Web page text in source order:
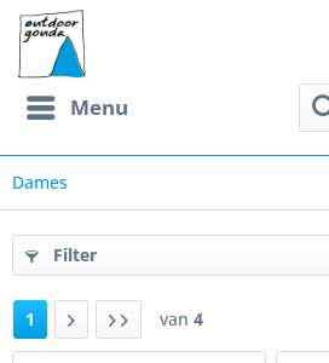
Menu
Dames
Filter
1 van 4